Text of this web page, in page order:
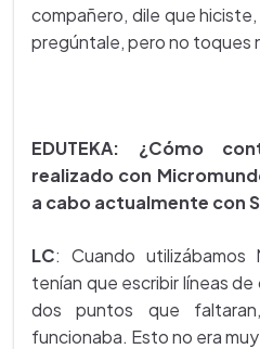
compañero, dile que
pregúntale, pero no toques
EDUTEKA: ¿Cómo
realizado con
a cabo actualmente con
LC: Cuando utilizábamos
tenían que escribir líneas
dos puntos que
funcionaba. Esto no era